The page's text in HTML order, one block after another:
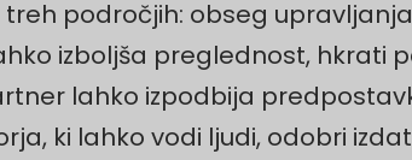
področjih: obseg
izboljša preglednost, hkrati
lahko izpodbija
ki lahko vodi ljudi, odobri